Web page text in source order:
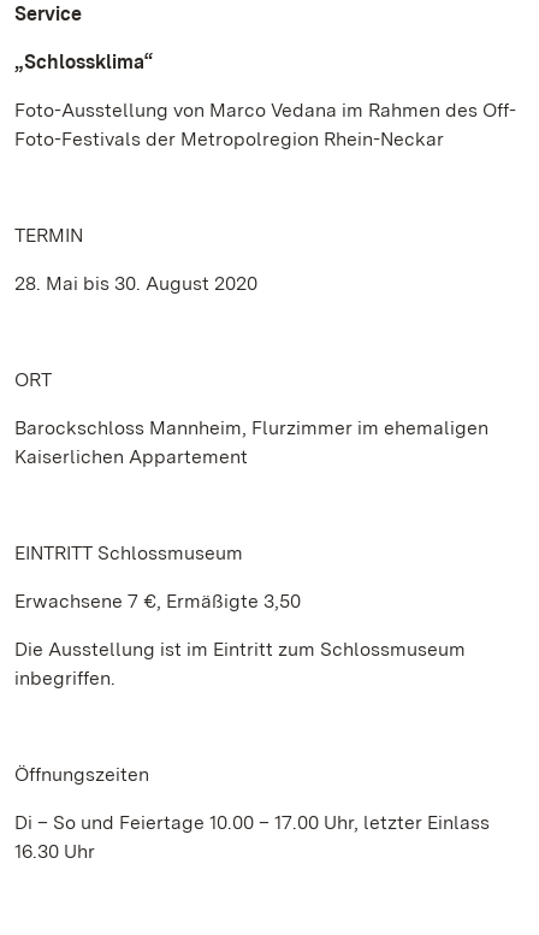
Service
„Schlossklima“
Foto-Ausstellung von Marco Vedana im Rahmen des Off-
Foto-Festivals der Metropolregion Rhein-Neckar
TERMIN
28. Mai bis 30. August 2020
ORT
Barockschloss Mannheim, Flurzimmer im ehemaligen
Kaiserlichen Appartement
EINTRITT Schlossmuseum
Erwachsene 7 €, Ermäßigte 3,50
Die Ausstellung ist im Eintritt zum Schlossmuseum
inbegriffen.
Öffnungszeiten
Di – So und Feiertage 10.00 – 17.00 Uhr, letzter Einlass
16.30 Uhr